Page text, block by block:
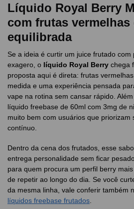
Líquido Royal Berry
com frutas vermelhas
equilibrada
Se a ideia é curtir um juice frutado com
exagero, o líquido Royal Berry chega
proposta aqui é direta: frutas
medida e uma experiência pensada
vape na rotina sem cansar rápido.
líquido freebase de 60ml com 3mg de
muito bem com usuários que priorizam
contínuo.
Dentro da cena dos frutados, esse
entrega personalidade sem ficar
para quem procura um perfil berry
de repetir ao longo do dia. Se você
da mesma linha, vale conferir também
líquidos freebase frutados.